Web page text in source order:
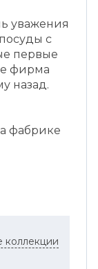
уважения
с
первые
фирма
назад.
фабрике
и
риска
на кухне.
коллекции